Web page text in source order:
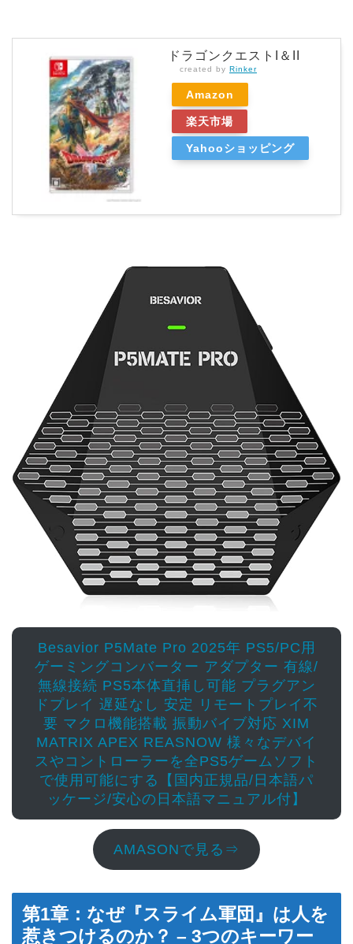
ドラゴンクエストI＆II
created by Rinker
Amazon
楽天市場
Yahooショッピング
Besavior P5Mate Pro 2025年 PS5/PC用
ゲーミングコンバーター アダプター 有線/
無線接続 PS5本体直挿し可能 プラグアン
ドプレイ 遅延なし 安定 リモートプレイ不
要 マクロ機能搭載 振動バイブ対応 XIM
MATRIX APEX REASNOW 様々なデバイ
スやコントローラーを全PS5ゲームソフト
で使用可能にする【国内正規品/日本語パ
ッケージ/安心の日本語マニュアル付】
AMASONで見る⇒
第1章：なぜ『スライム軍団』は人を
惹きつけるのか？ – 3つのキーワー